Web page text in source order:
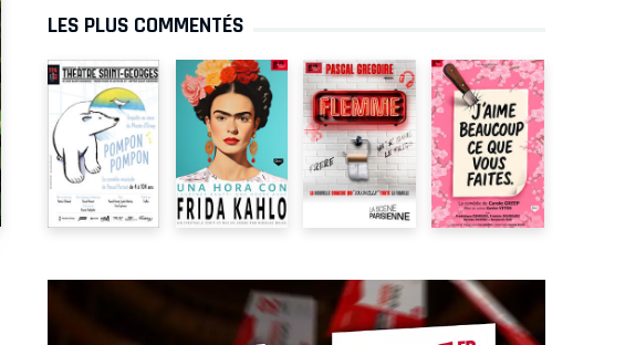
LES PLUS COMMENTÉS